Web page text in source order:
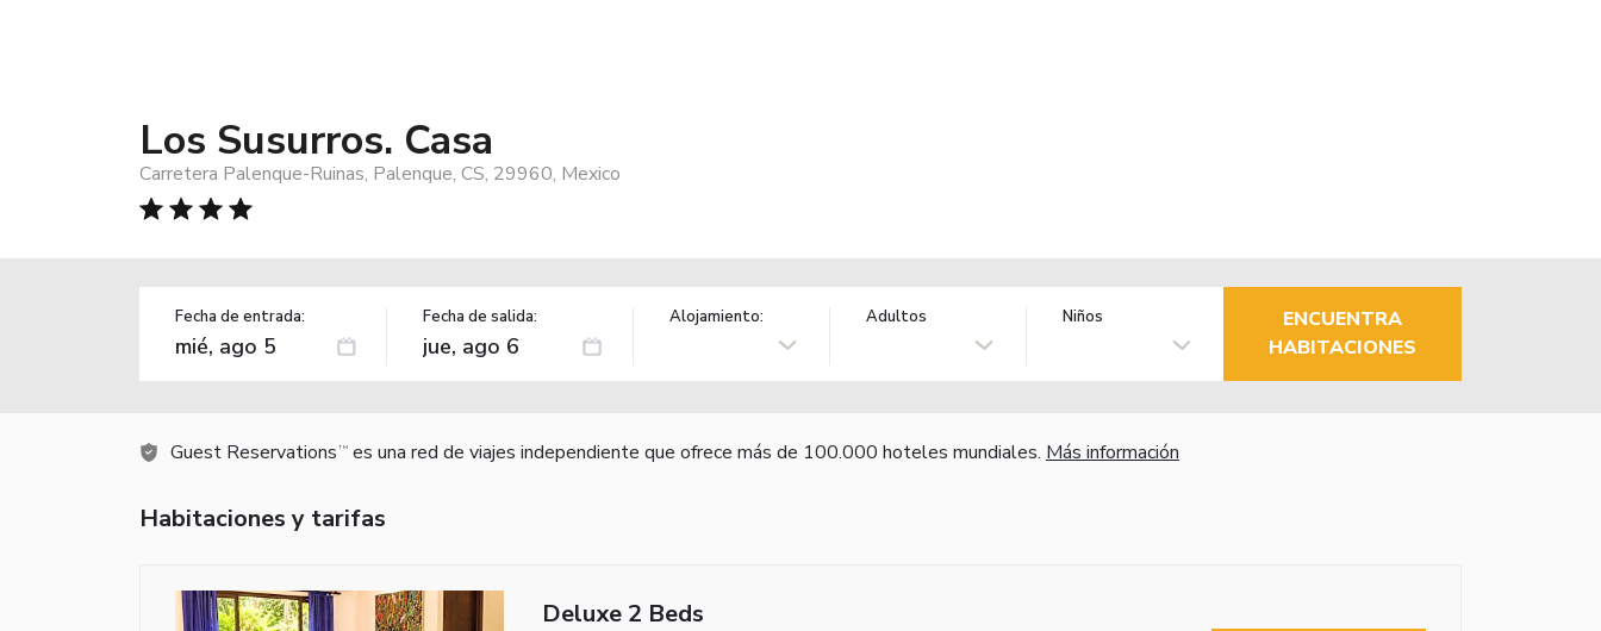
Los Susurros. Casa
Carretera Palenque-Ruinas, Palenque, CS, 29960, Mexico
Fecha de entrada: Fecha de salida: Alojamiento: Adultos Niños
ENCUENTRA
HABITACIONES
Guest Reservations TM es una red de viajes independiente que ofrece más de 100.000 hoteles mundiales. Más información
Habitaciones y tarifas
Deluxe 2 Beds